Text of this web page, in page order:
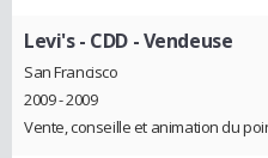
Levi's- CDD - Vendeuse
San Francisco
2009 - 2009
Vente, conseille et animation du